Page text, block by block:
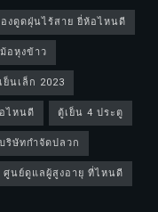
องดูดฝุ่นไร้สาย ยี่ห้อไหนดี
อหุงข้าว
ย็นเล็ก 2023
ไหนดี
ตู้เย็น 4 ประตู
บริษัทกำจัดปลวก
ศูนย์ดูแลผู้สูงอายุ ที่ไหนดี